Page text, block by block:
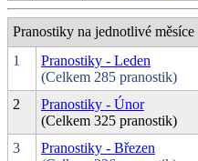
Pranostiky na jednotlivé měsíce
1
Pranostiky - Leden
(Celkem 285 pranostik)
2
Pranostiky - Únor
(Celkem 325 pranostik)
3
Pranostiky - Březen